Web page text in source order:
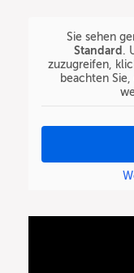
Sie sehen
Standard .
zuzugreifen,
beachten